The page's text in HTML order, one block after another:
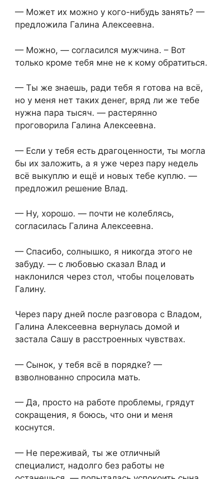
— Может их можно у кого-нибудь занять? —
предложила Галина Алексеевна.
— Можно, — согласился мужчина. – Вот
только кроме тебя мне не к кому обратиться.
— Ты же знаешь, ради тебя я готова на всё,
но у меня нет таких денег, вряд ли же тебе
нужна пара тысяч. — растерянно
проговорила Галина Алексеевна.
— Если у тебя есть драгоценности, ты могла
бы их заложить, а я уже через пару недель
всё выкуплю и ещё и новых тебе куплю. —
предложил решение Влад.
— Ну, хорошо. — почти не колеблясь,
согласилась Галина Алексеевна.
— Спасибо, солнышко, я никогда этого не
забуду. — с любовью сказал Влад и
наклонился через стол, чтобы поцеловать
Галину.
Через пару дней после разговора с Владом,
Галина Алексеевна вернулась домой и
застала Сашу в расстроенных чувствах.
— Сынок, у тебя всё в порядке? —
взволнованно спросила мать.
— Да, просто на работе проблемы, грядут
сокращения, я боюсь, что они и меня
коснутся.
— Не переживай, ты же отличный
специалист, надолго без работы не